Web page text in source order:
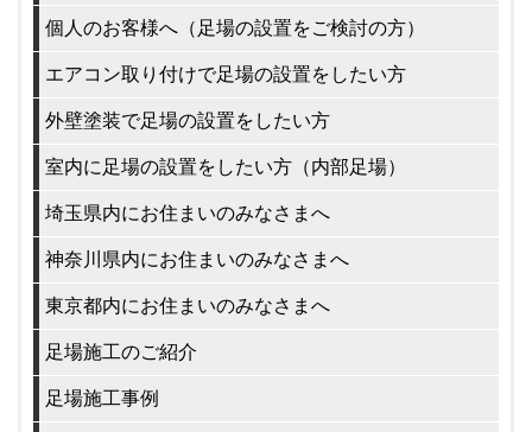
個人のお客様へ（足場の設置をご検討の方）
エアコン取り付けで足場の設置をしたい方
外壁塗装で足場の設置をしたい方
室内に足場の設置をしたい方（内部足場）
埼玉県内にお住まいのみなさまへ
神奈川県内にお住まいのみなさまへ
東京都内にお住まいのみなさまへ
足場施工のご紹介
足場施工事例